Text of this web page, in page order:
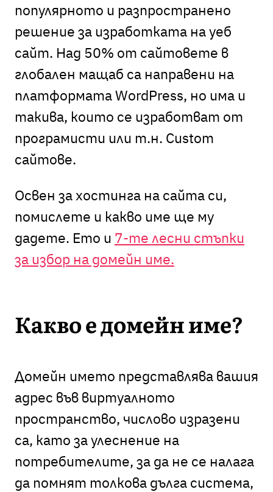
популярното и разпространено
решение за изработката на уеб
сайт. Над 50% от сайтовете в
глобален мащаб са направени на
платформата WordPress, но има и
такива, които се изработват от
програмисти или т.н. Custom
сайтове.
Освен за хостинга на сайта си,
помислете и какво име ще му
дадете. Ето и 7-те лесни стъпки
за избор на домейн име.
Какво е домейн име?
Домейн името представлява вашия
адрес във виртуалното
пространство, числово изразени
са, като за улеснение на
потребителите, за да не се налага
да помнят толкова дълга система,